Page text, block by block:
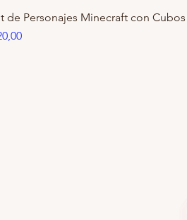
de Personajes Minecraft con